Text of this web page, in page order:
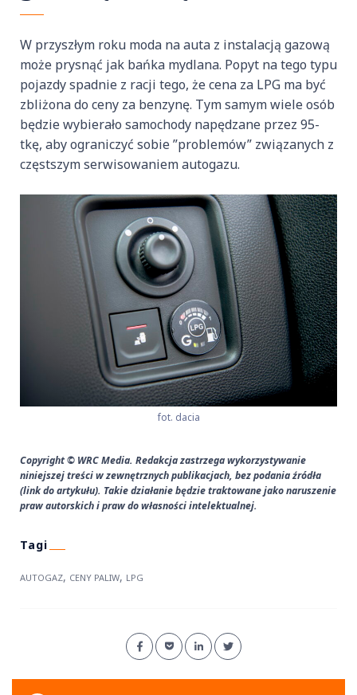
W przyszłym roku moda na auta z instalacją gazową
może prysnąć jak bańka mydlana. Popyt na tego typu
pojazdy spadnie z racji tego, że cena za LPG ma być
zbliżona do ceny za benzynę. Tym samym wiele osób
będzie wybierało samochody napędzane przez 95-
tkę, aby ograniczyć sobie ”problemów” związanych z
częstszym serwisowaniem autogazu.
fot. dacia
Copyright © WRC Media. Redakcja zastrzega wykorzystywanie
niniejszej treści w zewnętrznych publikacjach, bez podania źródła
(link do artykułu). Takie działanie będzie traktowane jako naruszenie
praw autorskich i praw do własności intelektualnej.
AUTOGAZ, CENY PALIW, LPG